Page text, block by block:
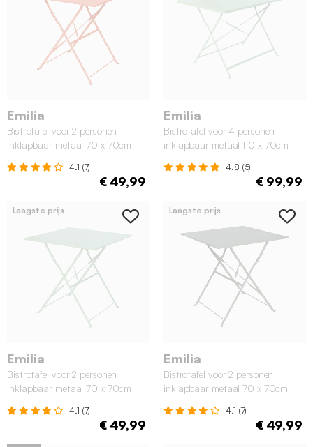
Emilia
Bistrotafel voor 2 personen
inklapbaar metaal 70 x 70cm
4.1 (7)
€ 49,99
Emilia
Bistrotafel voor 4 personen
inklapbaar metaal 110 x 70cm
4.8 (5)
€ 99,99
Laagste prijs
Emilia
Bistrotafel voor 2 personen
inklapbaar metaal 70 x 70cm
4.1 (7)
€ 49,99
Laagste prijs
Emilia
Bistrotafel voor 2 personen
inklapbaar metaal 70 x 70cm
4.1 (7)
€ 49,99